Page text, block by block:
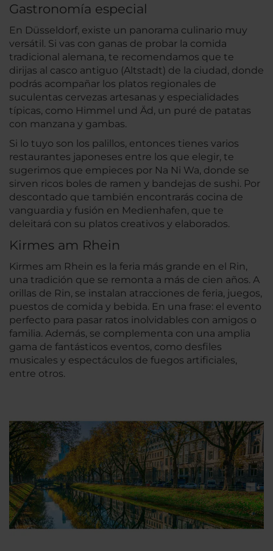
Gastronomía especial
En Düsseldorf, existe un panorama culinario muy
versátil. Si vas con ganas de probar la comida
tradicional alemana, te recomendamos que te
dirijas al casco antiguo (Altstadt) de la ciudad, donde
podrás acompañar los platos regionales de
suculentas cervezas artesanas y especialidades
típicas, como Himmel und Äd, un puré de patatas
con manzana y gambas.
Si lo tuyo son los palillos, entonces tienes varios
restaurantes japoneses entre los que elegir, te
sugerimos que empieces por Na Ni Wa, donde se
sirven ricos boles de ramen y bandejas de sushi. Por
descontado que también encontrarás cocina de
vanguardia y fusión en Medienhafen, que te
deleitará con su platos creativos y elaborados.
Kirmes am Rhein
Kirmes am Rhein es la feria más grande en el Rin,
una tradición que se remonta a más de cien años. A
orillas de Rin, se instalan atracciones de feria, juegos,
puestos de comida y bebida. En una frase: el evento
perfecto para pasar ratos inolvidables con amigos o
familia. Además, se complementa con una amplia
gama de fantásticos eventos, como desfiles
musicales y espectáculos de fuegos artificiales,
entre otros.